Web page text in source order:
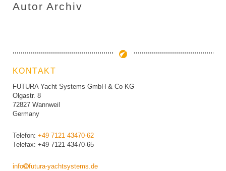
Autor Archiv
KONTAKT
FUTURA Yacht Systems GmbH & Co KG
Olgastr. 8
72827 Wannweil
Germany
Telefon: +49 7121 43470-62
Telefax: +49 7121 43470-65
info
futura-yachtsystems.de